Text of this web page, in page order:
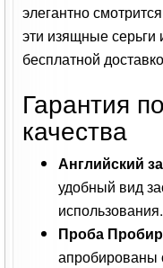
элегантно
эти изящные серьги
бесплатной
Гарантия
качества
Английский
удобный вид
использования.
Проба